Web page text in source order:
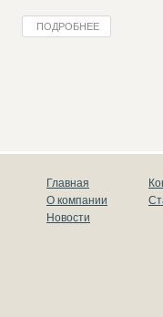
ПОДРОБНЕЕ
Главная
О компании
Новости